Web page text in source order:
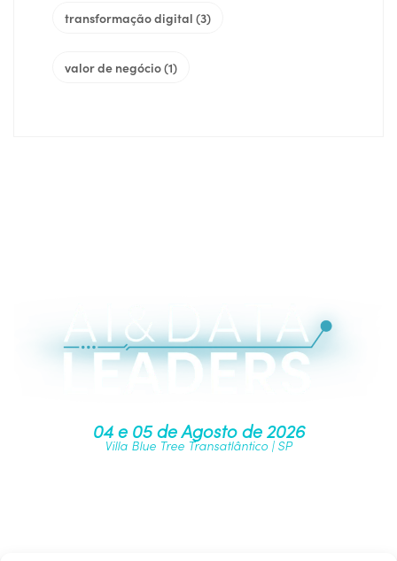
transformação digital (3)
valor de negócio(1)
04 e 05 de Agosto de 2026
Villa Blue Tree Transatlântico | SP